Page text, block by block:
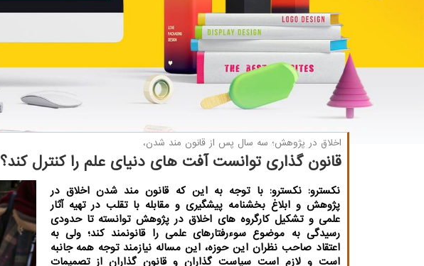
اخلاق در پژوهش؛ سه سال پس از قانون مند شدن،
قانون گذاری توانست آفت های دنیای علم را کنترل کند؟
نکسترو: نکسترو: با توجه به این که قانون مند شدن اخلاق در
پژوهش و ابلاغ بخشنامه پیشگیری و مقابله با تقلب در تهیه آثار
علمی و تشکیل کارگروه های اخلاق در پژوهش توانسته تا حدودی
رسیدگی به موضوع سوءرفتارهای علمی را قانونمند کند؛ ولی به
اعتقاد صاحب نظران این حوزه، این مساله نیازمند توجه همه جانبه
است و لازم است سیاست گذاران و قانون گذاران از تصمیمات